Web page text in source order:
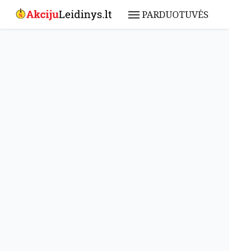
PARDUOTUVĖS